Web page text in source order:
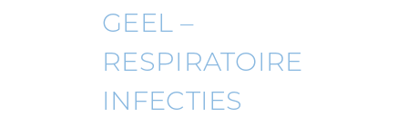
GEEL –
RESPIRATOIRE
INFECTIES